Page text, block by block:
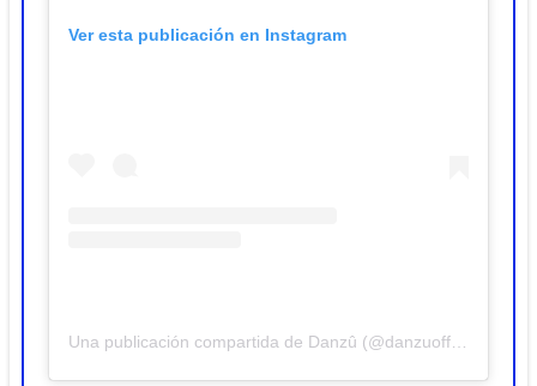
Ver esta publicación en Instagram